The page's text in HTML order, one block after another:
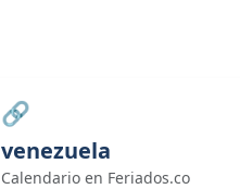
🔗
venezuela
Calendario en Feriados.co